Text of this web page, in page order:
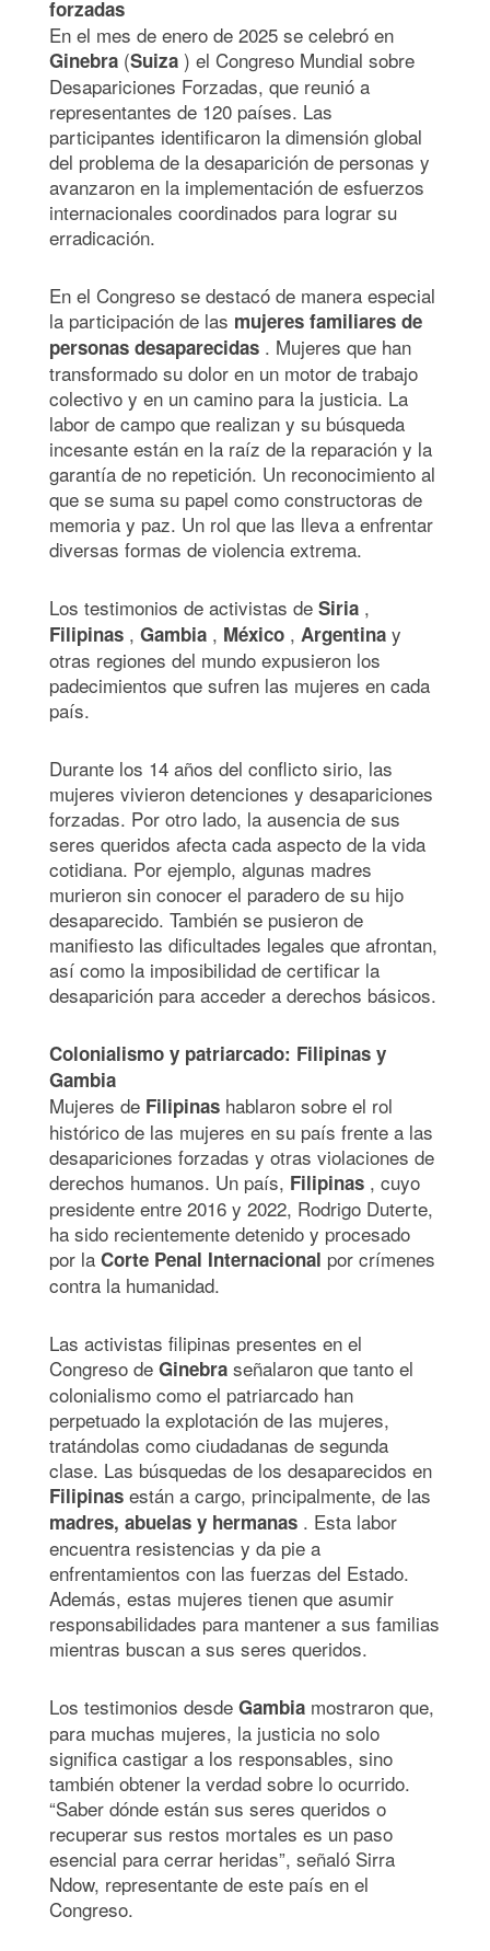
forzadas
En el mes de enero de 2025 se celebró en
Ginebra (Suiza ) el Congreso Mundial sobre
Desapariciones Forzadas, que reunió a
representantes de 120 países. Las
participantes identificaron la dimensión global
del problema de la desaparición de personas y
avanzaron en la implementación de esfuerzos
internacionales coordinados para lograr su
erradicación.
En el Congreso se destacó de manera especial
la participación de las mujeres familiares de
personas desaparecidas . Mujeres que han
transformado su dolor en un motor de trabajo
colectivo y en un camino para la justicia. La
labor de campo que realizan y su búsqueda
incesante están en la raíz de la reparación y la
garantía de no repetición. Un reconocimiento al
que se suma su papel como constructoras de
memoria y paz. Un rol que las lleva a enfrentar
diversas formas de violencia extrema.
Los testimonios de activistas de Siria ,
Filipinas , Gambia , México , Argentina y
otras regiones del mundo expusieron los
padecimientos que sufren las mujeres en cada
país.
Durante los 14 años del conflicto sirio, las
mujeres vivieron detenciones y desapariciones
forzadas. Por otro lado, la ausencia de sus
seres queridos afecta cada aspecto de la vida
cotidiana. Por ejemplo, algunas madres
murieron sin conocer el paradero de su hijo
desaparecido. También se pusieron de
manifiesto las dificultades legales que afrontan,
así como la imposibilidad de certificar la
desaparición para acceder a derechos básicos.
Colonialismo y patriarcado: Filipinas y
Gambia
Mujeres de Filipinas hablaron sobre el rol
histórico de las mujeres en su país frente a las
desapariciones forzadas y otras violaciones de
derechos humanos. Un país, Filipinas , cuyo
presidente entre 2016 y 2022, Rodrigo Duterte,
ha sido recientemente detenido y procesado
por la Corte Penal Internacional por crímenes
contra la humanidad.
Las activistas filipinas presentes en el
Congreso de Ginebra señalaron que tanto el
colonialismo como el patriarcado han
perpetuado la explotación de las mujeres,
tratándolas como ciudadanas de segunda
clase. Las búsquedas de los desaparecidos en
Filipinas están a cargo, principalmente, de las
madres, abuelas y hermanas . Esta labor
encuentra resistencias y da pie a
enfrentamientos con las fuerzas del Estado.
Además, estas mujeres tienen que asumir
responsabilidades para mantener a sus familias
mientras buscan a sus seres queridos.
Los testimonios desde Gambia mostraron que,
para muchas mujeres, la justicia no solo
significa castigar a los responsables, sino
también obtener la verdad sobre lo ocurrido.
“Saber dónde están sus seres queridos o
recuperar sus restos mortales es un paso
esencial para cerrar heridas”, señaló Sirra
Ndow, representante de este país en el
Congreso.